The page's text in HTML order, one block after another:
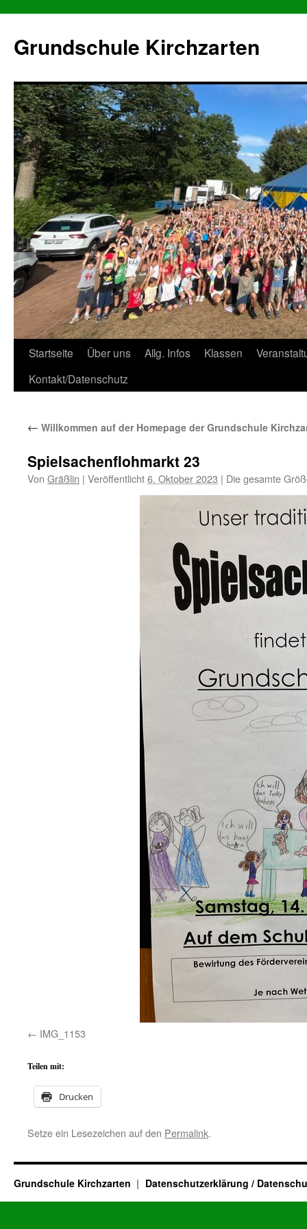
Grundschule Kirchzarten
Zum
Inhalt
Startseite Über uns Allg. Infos Klassen
Kontakt/Datenschutz
← Willkommen auf der Homepage der Grundschule
Spielsachenflohmarkt 23
Von Gräßlin | Veröffentlicht6. Oktober 2023 | Die gesamte
IMG_1153
Teilen mit:
Drucken
Setze ein Lesezeichen auf den Permalink.
Grundschule Kirchzarten Datenschutzerklärung /